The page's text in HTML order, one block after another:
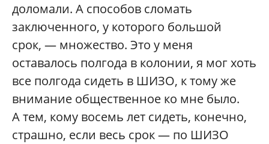
доломали. А способов сломать
заключенного, у которого большой
срок, — множество. Это у меня
оставалось полгода в колонии, я мог хоть
все полгода сидеть в ШИЗО, к тому же
внимание общественное ко мне было.
А тем, кому восемь лет сидеть, конечно,
страшно, если весь срок — по ШИЗО